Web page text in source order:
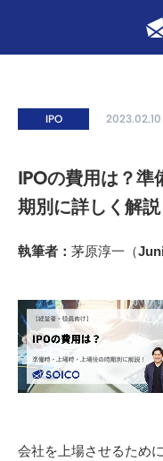
IPO 2023.02.10
IPOの費用は？準
期別に詳しく解説
執筆者： 茅原淳一（
会社を上場させるため